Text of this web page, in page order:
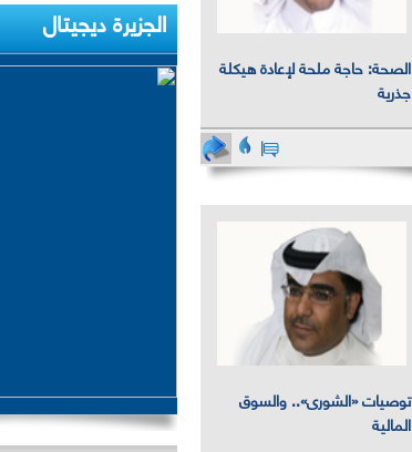
الصحة: حاجة ملحة لإعادة هيكلة
جذرية
|
توصيات «الشورى».. والسوق
المالية
الجزيرة ديجيتال